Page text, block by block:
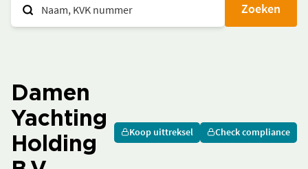
Zoeken
Damen
Yachting
Holding
Koop uittreksel Check compliance